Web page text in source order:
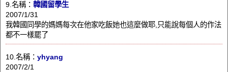
9.名稱： 韓國留學生
2007/1/31
我韓國同學的媽媽每次在他家吃飯她也這麼做耶,只能說每個人的作法
都不一樣罷了
10.名稱： yhyang
2007/2/1